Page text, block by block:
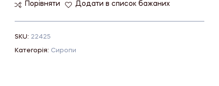
Порівняти Додати в список бажаних
SKU: 22425
Категорія: Сиропи